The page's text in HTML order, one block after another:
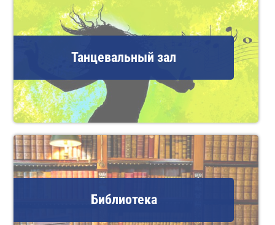
Танцевальный зал
Библиотека